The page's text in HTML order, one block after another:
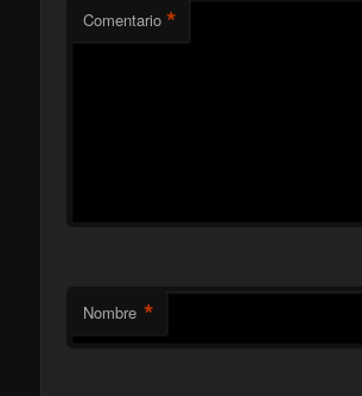
Comentario *
Nombre *